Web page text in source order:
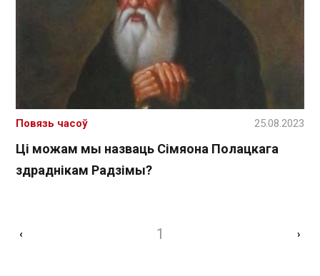
Ці можам мы назваць Сімяона Полацкага
здраднікам Радзімы?
Повязь часоў 25.08.2023
‹ 1 ›